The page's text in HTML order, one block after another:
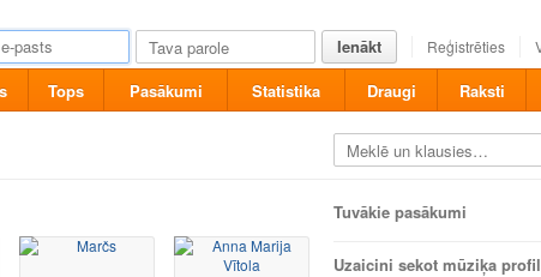
Ienākt Reģistrēties
Tops Pasākumi Statistika Draugi Raksti
Tuvākie pasākumi
Uzaicini sekot mūziķa